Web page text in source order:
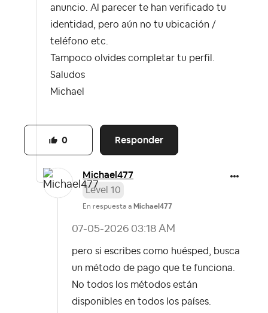
anuncio. Al parecer te han verificado tu
identidad, pero aún no tu ubicación /
teléfono etc.
Tampoco olvides completar tu perfil.
Saludos
Michael
Responder
0
Michael477
Level 10
En respuesta a Michael477
‎07-05-2026 03:18 AM
pero si escribes como huésped, busca
un método de pago que te funciona.
No todos los métodos están
disponibles en todos los países.